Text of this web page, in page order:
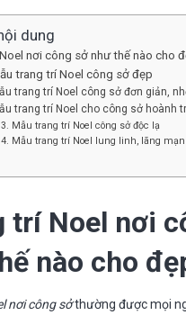
dung
nơi công sở như thế nào cho
trang trí Noel công sở đẹp
trang trí Noel công sở đơn giản,
trang trí Noel cho công sở hoành
3. Mẫu trang trí Noel công sở độc lạ
4. Mẫu trang trí Noel lung linh, lãng mạn
trí Noel nơi
nào cho
nơi công sởthường được mọi